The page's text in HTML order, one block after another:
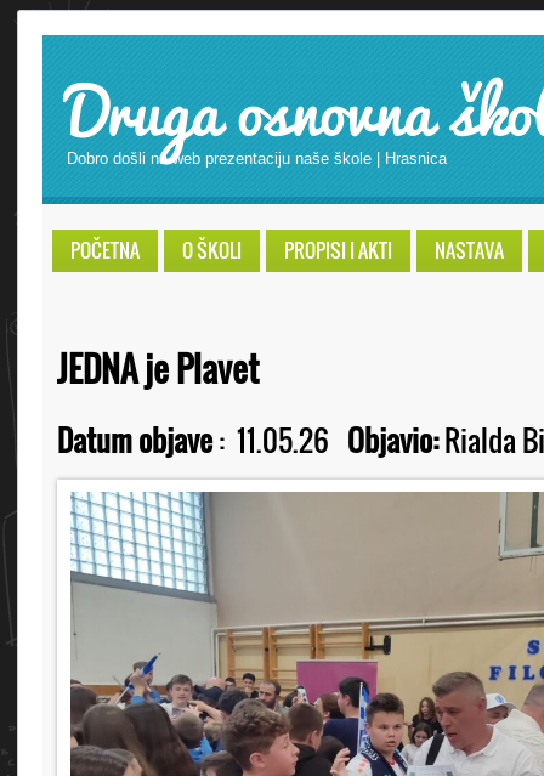
Druga osnovna
Dobro došli na web prezentaciju naše škole | Hrasnica
POČETNA O ŠKOLI PROPISI I AKTI NASTAVA
JEDNA je Plavet
Datum objave: 11.05.26 Objavio:Rialda